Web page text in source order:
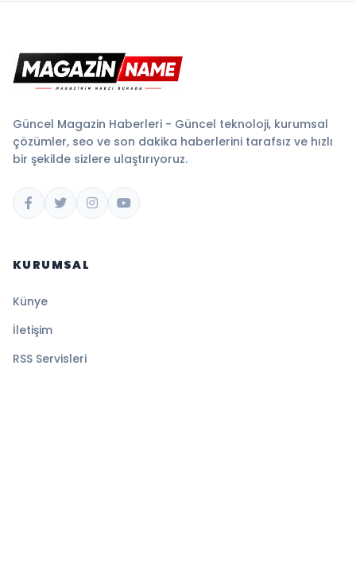
Güncel Magazin Haberleri - Güncel teknoloji, kurumsal
çözümler, seo ve son dakika haberlerini tarafsız ve hızlı
bir şekilde sizlere ulaştırıyoruz.
KURUMSAL
Künye
İletişim
RSS Servisleri